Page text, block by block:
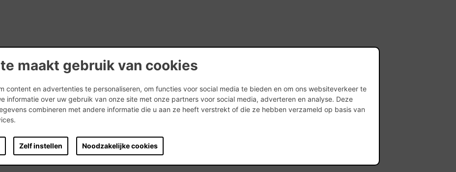
maakt gebruik van cookies
content en advertenties te personaliseren, om functies voor social media te bieden en om ons websiteverkeer te
informatie over uw gebruik van onze site met onze partners voor social media, adverteren en analyse. Deze
combineren met andere informatie die u aan ze heeft verstrekt of die ze hebben verzameld op basis van
Zelf instellen Noodzakelijke cookies